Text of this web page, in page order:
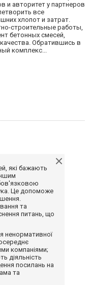
и авторитет у партнеров
все
хлопот и затрат.
строительные работы,
бетонных смесей,
Обратившись в
комплекс...
які бажають
Це допоможе
та
питань, що
ненормативної
компаніями;
діяльність
посилань на
та